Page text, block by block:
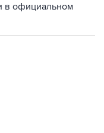
в официальном